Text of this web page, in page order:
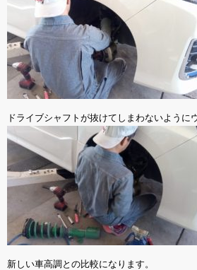
ドライブシャフトが抜けてしまわないように
新しい車高調との比較になります。